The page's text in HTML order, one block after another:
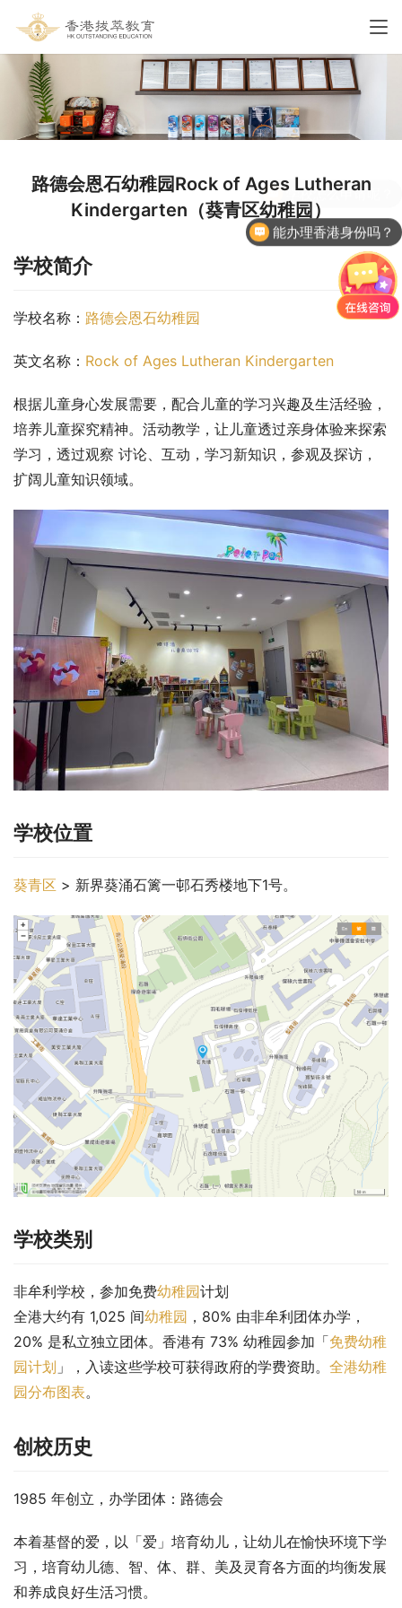
路德会恩石幼稚园Rock of Ages Lutheran
Kindergarten（葵青区幼稚园）
学校简介
学校名称： 路德会恩石幼稚园
英文名称： Rock of Ages Lutheran Kindergarten
根据儿童身心发展需要，配合儿童的学习兴趣及生活经验，
培养儿童探究精神。活动教学，让儿童透过亲身体验来探索
学习，透过观察 讨论、互动，学习新知识，参观及探访，
扩阔儿童知识领域。
学校位置
葵青区 > 新界葵涌石篱一邨石秀楼地下1号。
学校类别
非牟利学校，参加免费幼稚园计划
全港大约有 1,025 间幼稚园 ，80% 由非牟利团体办学，
20% 是私立独立团体。香港有 73% 幼稚园参加「免费幼稚
园计划 」，入读这些学校可获得政府的学费资助。 全港幼稚
园分布图表。
创校历史
1985 年创立，办学团体：路德会
本着基督的爱，以「爱」培育幼儿，让幼儿在愉快环境下学
习，培育幼儿德、智、体、群、美及灵育各方面的均衡发展
和养成良好生活习惯。
能办理香港身份吗？